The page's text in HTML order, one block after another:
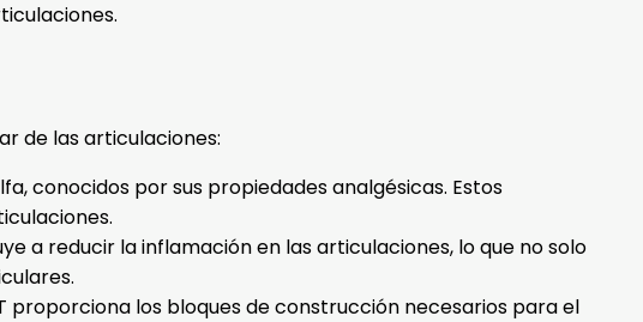
de las articulaciones:
conocidos por sus propiedades analgésicas. Estos
a reducir la inflamación en las articulaciones, lo que no solo
proporciona los bloques de construcción necesarios para el